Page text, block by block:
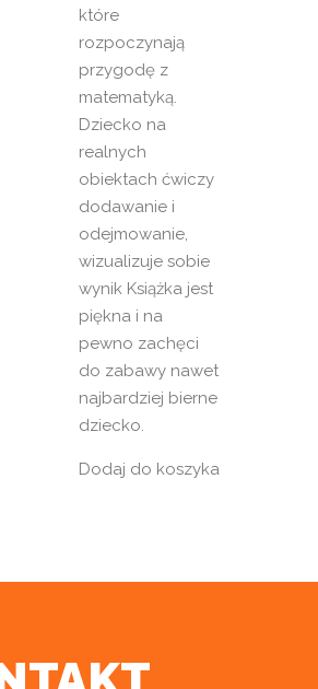
które
rozpoczynają
przygodę z
matematyką.
Dziecko na
realnych
obiektach ćwiczy
dodawanie i
odejmowanie,
wizualizuje sobie
wynik Książka jest
piękna i na
pewno zachęci
do zabawy nawet
najbardziej bierne
dziecko.
Dodaj do koszyka